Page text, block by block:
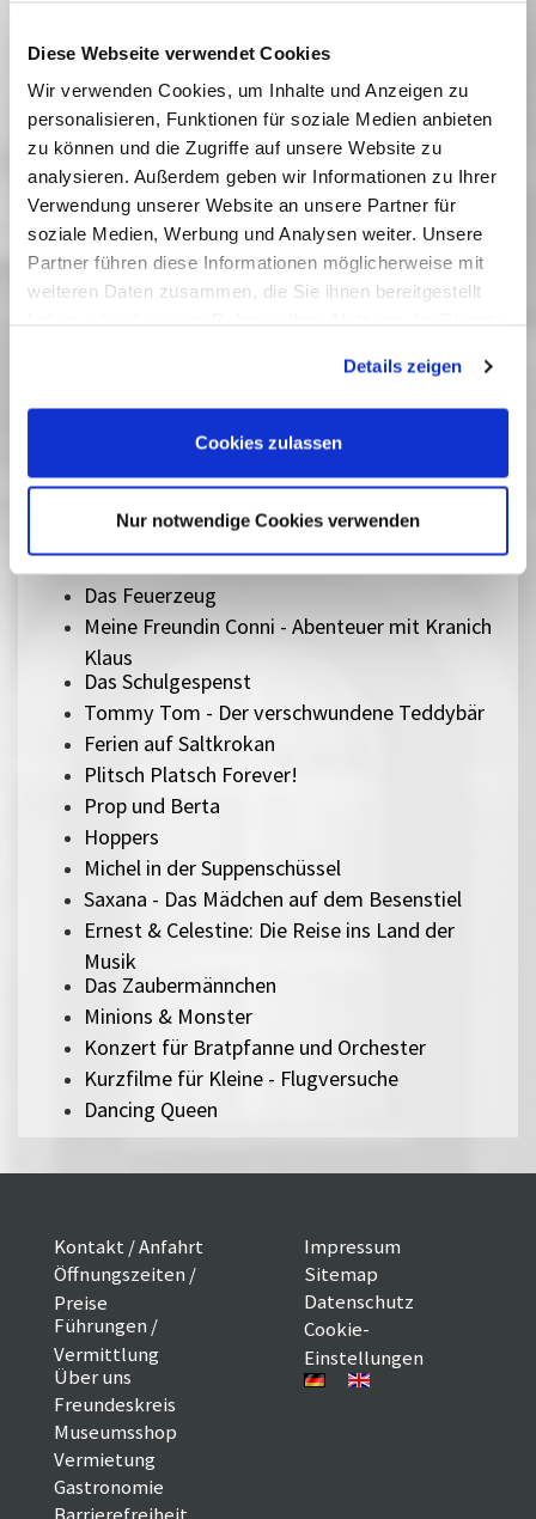
Diese Webseite verwendet Cookies
Wir verwenden Cookies, um Inhalte und Anzeigen zu
personalisieren, Funktionen für soziale Medien anbieten
zu können und die Zugriffe auf unsere Website zu
analysieren. Außerdem geben wir Informationen zu Ihrer
Verwendung unserer Website an unsere Partner für
soziale Medien, Werbung und Analysen weiter. Unsere
Partner führen diese Informationen möglicherweise mit
weiteren Daten zusammen, die Sie ihnen bereitgestellt
Cookies, wenn Sie unsere Webseite weiterhin nutzen.
Details zeigen
Cookies zulassen
Nur notwendige Cookies verwenden
Erde
Bibi Blocksberg - Das große Hexentreffen
Der geheime Garten
Rico, Oskar und die Tieferschatten
Das singende, klingende Bäumchen
Kurzfilme für Kleine - Hingeguckt und
zugehört
Die Schatzsuche im Blaumeisental
Hola Frida!
Zusammen staunen - Animationen für Kinder
1-2-3 Corona
Der Wunderweltenbaum
Pferd am Stiel
Das Feuerzeug
Meine Freundin Conni - Abenteuer mit Kranich
Klaus
Das Schulgespenst
Tommy Tom - Der verschwundene Teddybär
Ferien auf Saltkrokan
Plitsch Platsch Forever!
Prop und Berta
Hoppers
Michel in der Suppenschüssel
Saxana - Das Mädchen auf dem Besenstiel
Ernest & Celestine: Die Reise ins Land der
Musik
Das Zaubermännchen
Minions & Monster
Konzert für Bratpfanne und Orchester
Kurzfilme für Kleine - Flugversuche
Dancing Queen
Kontakt / Anfahrt
Öffnungszeiten /
Preise
Führungen /
Vermittlung
Über uns
Freundeskreis
Museumsshop
Vermietung
Gastronomie
Impressum
Sitemap
Datenschutz
Cookie-
Einstellungen